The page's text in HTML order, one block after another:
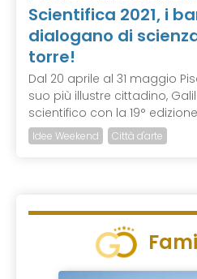
Scientifica 2021, i
dialogano di
torre!
Dal 20 aprile al 31 maggio
suo più illustre cittadino,
scientifico con la 19°
Idee Weekend Città d'arte